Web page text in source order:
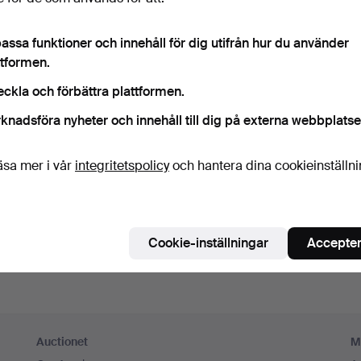
på Auctionets nyhetsbrev.
experttips, utvalda föremål och inspiration. Om du ångrar dig kan du
är över 18 år och jag godkänner användarvillkoren,
att jag har tagit del av
Auctionet
funktioner och innehåll för dig utifrån hur du använder
och förbättra plattformen.
nyheter och innehåll till dig på externa
mer i vår integritetspolicyoch hantera dina
Cookie-inställningar